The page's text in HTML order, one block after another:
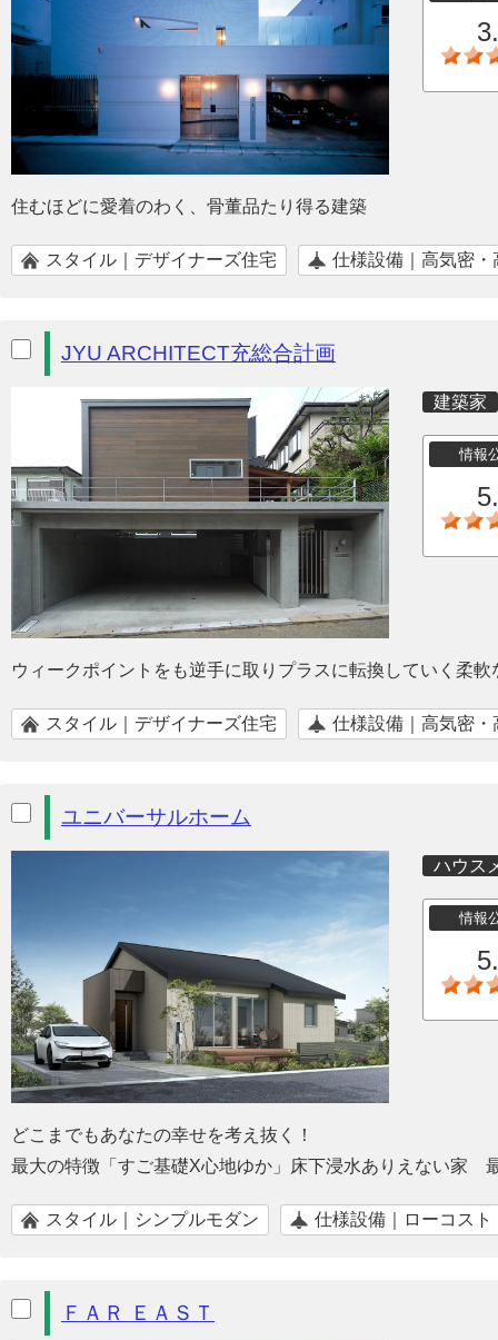
住むほどに愛着のわく、骨董品たり得る建築
スタイル｜デザイナーズ住宅 仕様設備｜高気密・
JYU ARCHITECT充総合計画
建築家
情報
ウィークポイントをも逆手に取りプラスに転換していく柔
スタイル｜デザイナーズ住宅 仕様設備｜高気密・
ユニバーサルホーム
ハウス
情報
どこまでもあなたの幸せを考え抜く！
最大の特徴「すご基礎X心地ゆか」床下浸水ありえない
スタイル｜シンプルモダン 仕様設備｜ローコスト
ＦＡＲ ＥＡＳＴ